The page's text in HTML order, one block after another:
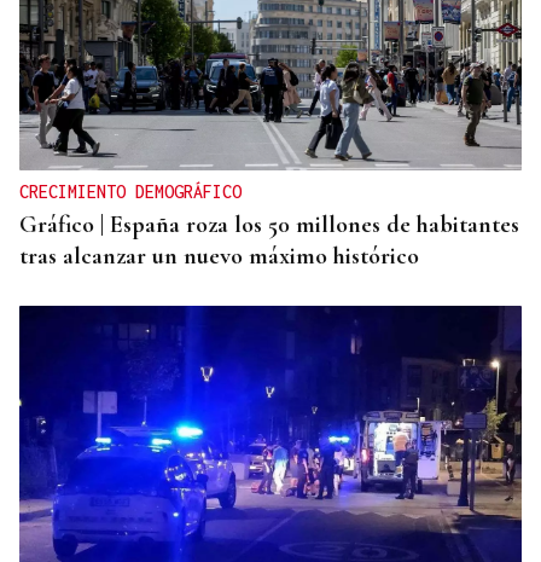
CRECIMIENTO DEMOGRÁFICO
Gráfico | España roza los 50 millones de habitantes
tras alcanzar un nuevo máximo histórico